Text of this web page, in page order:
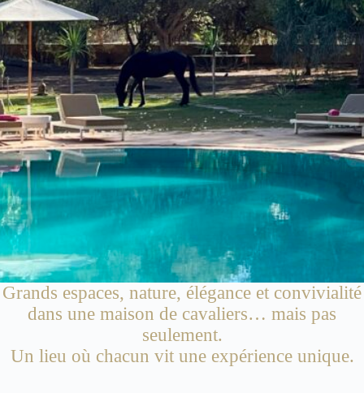
Grands espaces, nature, élégance et convivialité
dans une maison de cavaliers… mais pas
seulement.
Un lieu où chacun vit une expérience unique.